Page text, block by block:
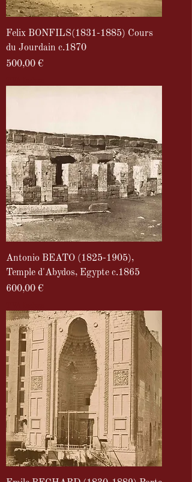
Felix BONFILS(1831-1885) Cours
du Jourdain c.1870
Prix
500,00 €
Antonio BEATO (1825-1905),
Temple d'Abydos, Egypte c.1865
Prix
600,00 €